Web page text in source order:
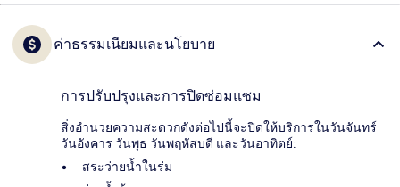
ค่าธรรมเนียมและนโยบาย
การปรับปรุงและการปิดซ่อมแซม
สิ่งอำนวยความสะดวกดังต่อไปนี้จะปิดให้บริการในวันจันทร์
วันอังคาร วันพุธ วันพฤหัสบดี และวันอาทิตย์:
สระว่ายน้ำในร่ม